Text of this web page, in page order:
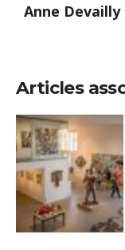
Anne Devailly
Articles